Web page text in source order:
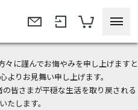
に謹んでお悔やみを申し上げますと
よりお見舞い申し上げます。
皆さまが平穏な生活を取り戻される
たします。
ーポンプレゼント！